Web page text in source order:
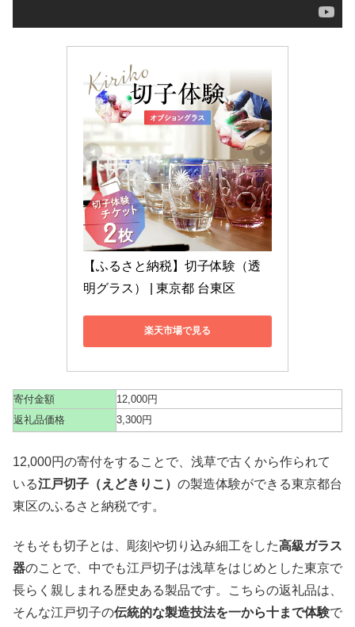
【ふるさと納税】切子体験（透
明グラス） | 東京都 台東区
楽天市場で見る
寄付金額
12,000円
返礼品価格
3,300円
12,000円の寄付をすることで、浅草で古くから作られて
いる江戸切子（えどきりこ） の製造体験ができる東京都台
東区のふるさと納税です。
そもそも切子とは、彫刻や切り込み細工をした高級ガラス
器のことで、中でも江戸切子は浅草をはじめとした東京で
長らく親しまれる歴史ある製品です。こちらの返礼品は、
そんな江戸切子の伝統的な製造技法を一から十まで体験で